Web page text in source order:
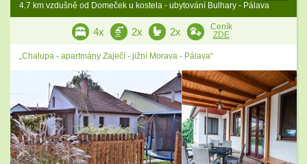
4.7 km vzdušně od Domeček u kostela - ubytování Bulhary - Pálava
4x 2x 2x
Ceník
ZDE
„Chalupa - apartmány Zaječí - jižní Morava - Pálava“